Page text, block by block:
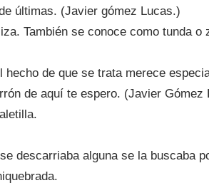
últimas. (Javier gómez Lucas.)
También se conoce como tunda o
de que se trata merece
de aquí te espero. (Javier Gómez
descarriaba alguna se la buscaba